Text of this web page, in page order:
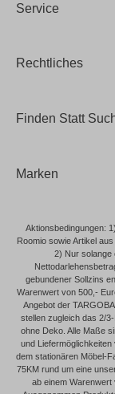
Service
Rechtliches
Finden Statt
Marken
Aktionsbedingungen:
Roomio sowie Artikel
2) Nur solange
gebundener Sollzins
Warenwert von 500,-
Angebot der
stellen zugleich das 2/
ohne Deko. Alle Maße
und Liefermöglichkeiten
dem stationären Möbel-
75KM rund um eine
ab einem Warenwert